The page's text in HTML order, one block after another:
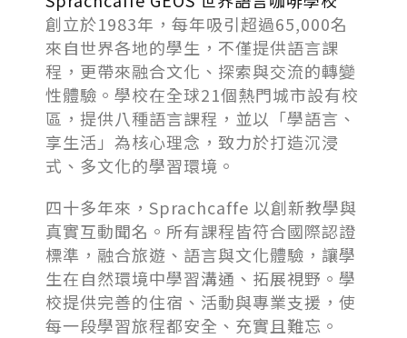
創立於1983年，每年吸引超過65,000名
來自世界各地的學生，不僅提供語言課
程，更帶來融合文化、探索與交流的轉變
性體驗。學校在全球21個熱門城市設有校
區，提供八種語言課程，並以「學語言、
享生活」為核心理念，致力於打造沉浸
式、多文化的學習環境。
四十多年來，Sprachcaffe 以創新教學與
真實互動聞名。所有課程皆符合國際認證
標準，融合旅遊、語言與文化體驗，讓學
生在自然環境中學習溝通、拓展視野。學
校提供完善的住宿、活動與專業支援，使
每一段學習旅程都安全、充實且難忘。